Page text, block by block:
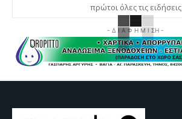
πρώτοι όλες τις ειδήσεις
- Δ Ι Α Φ Η Μ Ι ΣΗ -